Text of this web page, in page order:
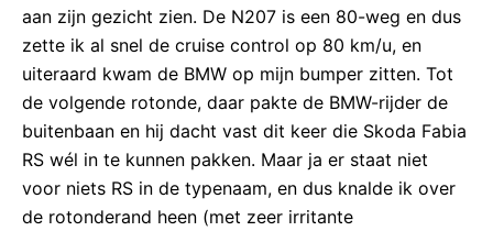
aan zijn gezicht zien. De N207 is een 80-weg en dus
zette ik al snel de cruise control op 80 km/u, en
uiteraard kwam de BMW op mijn bumper zitten. Tot
de volgende rotonde, daar pakte de BMW-rijder de
buitenbaan en hij dacht vast dit keer die Skoda Fabia
RS wél in te kunnen pakken. Maar ja er staat niet
voor niets RS in de typenaam, en dus knalde ik over
de rotonderand heen (met zeer irritante